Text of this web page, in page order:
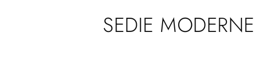
SEDIE MODERNE